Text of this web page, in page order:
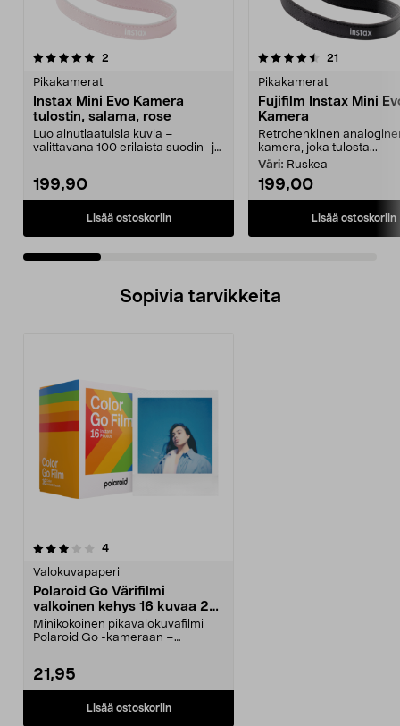
2
Pikakamerat
Instax Mini Evo Kamera
tulostin, salama, rose
Luo ainutlaatuisia kuvia –
valittavana 100 erilaista suodin- ja
199,90
Lisää ostoskoriin
4.5 viidestä
21
Pikakamerat
Fujifilm Instax Mini
Kamera
Retrohenkinen
kamera, joka tulosta...
Väri: Ruskea
199,00
Lisää ostoskoriin
4.5 viidestä
Sopivia tarvikkeita
4arvostelut
Valokuvapaperi
Polaroid Go Värifilmi
valkoinen kehys 16 kuvaa 2
kpl
Minikokoinen pikavalokuvafilmi
Polaroid Go -kameraan –
21,95
Lisää ostoskoriin